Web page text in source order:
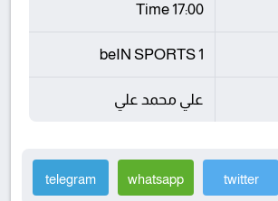
17:00 Time
beIN SPORTS 1
علي محمد علي
twitter
whatsapp
telegram